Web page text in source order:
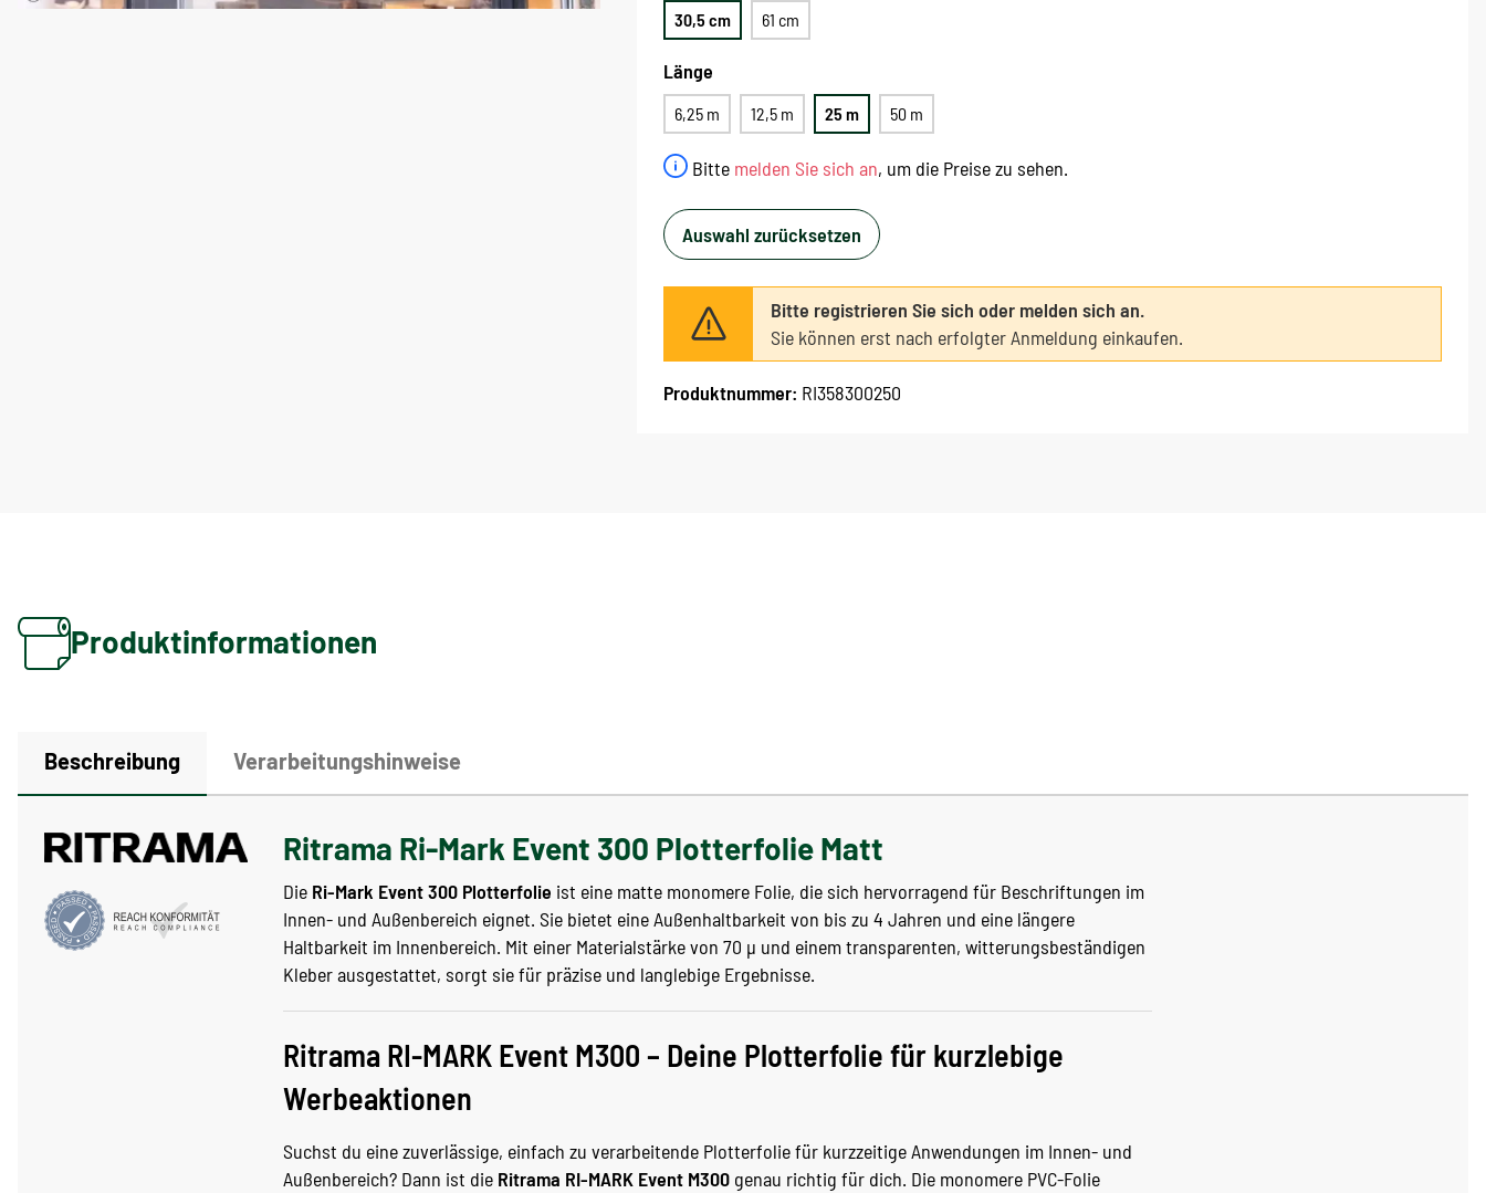
Bitte melden Sie sich an, um die Preise zu sehen.
30,5 cm 61 cm
Länge
6,25 m 12,5 m 25 m 50 m
Auswahl zurücksetzen
Bitte registrieren Sie sich oder melden sich an.
Sie können erst nach erfolgter Anmeldung einkaufen.
Produktnummer: RI358300250
Produktinformationen
Beschreibung Verarbeitungshinweise
Ritrama Ri-Mark Event 300 Plotterfolie Matt
Die Ri-Mark Event 300 Plotterfolie ist eine matte monomere Folie, die sich hervorragend für Beschriftungen im
Innen- und Außenbereich eignet. Sie bietet eine Außenhaltbarkeit von bis zu 4 Jahren und eine längere
Haltbarkeit im Innenbereich. Mit einer Materialstärke von 70 µ und einem transparenten, witterungsbeständigen
Kleber ausgestattet, sorgt sie für präzise und langlebige Ergebnisse.
Ritrama RI-MARK Event M300 – Deine Plotterfolie für kurzlebige
Werbeaktionen
Suchst du eine zuverlässige, einfach zu verarbeitende Plotterfolie für kurzzeitige Anwendungen im Innen- und
Außenbereich? Dann ist die Ritrama RI-MARK Event M300 genau richtig für dich. Die monomere PVC-Folie